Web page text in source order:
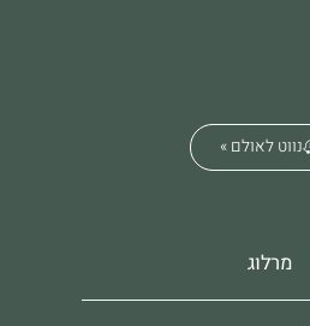
נווט לאולם »
מרלוג